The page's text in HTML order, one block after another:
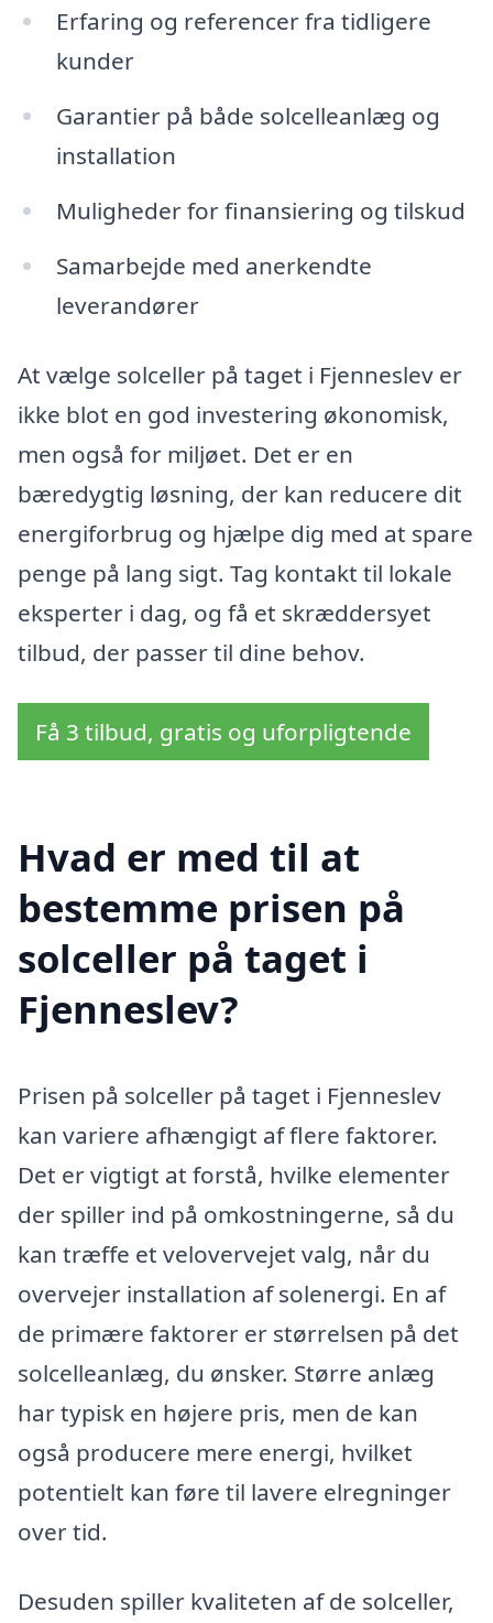
Erfaring og referencer fra tidligere
kunder
Garantier på både solcelleanlæg og
installation
Muligheder for finansiering og tilskud
Samarbejde med anerkendte
leverandører
At vælge solceller på taget i Fjenneslev er
ikke blot en god investering økonomisk,
men også for miljøet. Det er en
bæredygtig løsning, der kan reducere dit
energiforbrug og hjælpe dig med at spare
penge på lang sigt. Tag kontakt til lokale
eksperter i dag, og få et skræddersyet
tilbud, der passer til dine behov.
Få 3 tilbud, gratis og uforpligtende
Hvad er med til at
bestemme prisen på
solceller på taget i
Fjenneslev?
Prisen på solceller på taget i Fjenneslev
kan variere afhængigt af flere faktorer.
Det er vigtigt at forstå, hvilke elementer
der spiller ind på omkostningerne, så du
kan træffe et velovervejet valg, når du
overvejer installation af solenergi. En af
de primære faktorer er størrelsen på det
solcelleanlæg, du ønsker. Større anlæg
har typisk en højere pris, men de kan
også producere mere energi, hvilket
potentielt kan føre til lavere elregninger
over tid.
Desuden spiller kvaliteten af de solceller,